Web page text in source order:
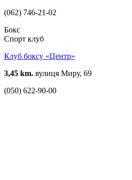
(062) 746-21-02
Бокс
Спорт клуб
Клуб боксу «Центр»
3,45 km. вулиця Миру, 69
(050) 622-90-00